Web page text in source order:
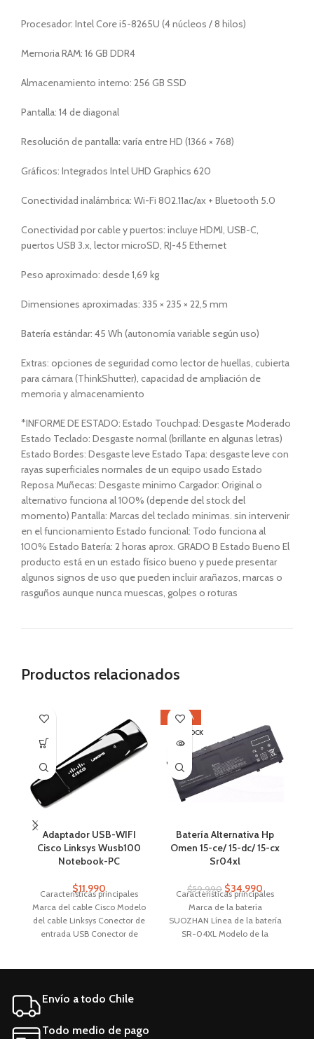
Procesador: Intel Core i5-8265U (4 núcleos / 8 hilos)
Memoria RAM: 16 GB DDR4
Almacenamiento interno: 256 GB SSD
Pantalla: 14 de diagonal
Resolución de pantalla: varía entre HD (1366 × 768)
Gráficos: Integrados Intel UHD Graphics 620
Conectividad inalámbrica: Wi-Fi 802.11ac/ax + Bluetooth 5.0
Conectividad por cable y puertos: incluye HDMI, USB-C,
puertos USB 3.x, lector microSD, RJ-45 Ethernet
Peso aproximado: desde 1,69 kg
Dimensiones aproximadas: 335 × 235 × 22,5 mm
Batería estándar: 45 Wh (autonomía variable según uso)
Extras: opciones de seguridad como lector de huellas, cubierta
para cámara (ThinkShutter), capacidad de ampliación de
memoria y almacenamiento
*INFORME DE ESTADO: Estado Touchpad: Desgaste Moderado
Estado Teclado: Desgaste normal (brillante en algunas letras)
Estado Bordes: Desgaste leve Estado Tapa: desgaste leve con
rayas superficiales normales de un equipo usado Estado
Reposa Muñecas: Desgaste minimo Cargador: Original o
alternativo funciona al 100% (depende del stock del
momento) Pantalla: Marcas del teclado minimas. sin intervenir
en el funcionamiento Estado funcional: Todo funciona al
100% Estado Batería: 2 horas aprox. GRADO B Estado Bueno El
producto está en un estado físico bueno y puede presentar
algunos signos de uso que pueden incluir arañazos, marcas o
rasguños aunque nunca muescas, golpes o roturas
Productos relacionados
Adaptador USB-WIFI
Cisco Linksys Wusb100
Notebook-PC
$11.990
Características principales
Marca del cable Cisco Modelo
del cable Linksys Conector de
entrada USB Conector de
OFERTA
SIN STOCK
Batería Alternativa Hp
Omen 15-ce/ 15-dc/ 15-cx
Sr04xl
$59.990 $34.990
Características principales
Marca de la batería
SUOZHAN Línea de la batería
SR-04XL Modelo de la
Envío a todo Chile
Todo medio de pago